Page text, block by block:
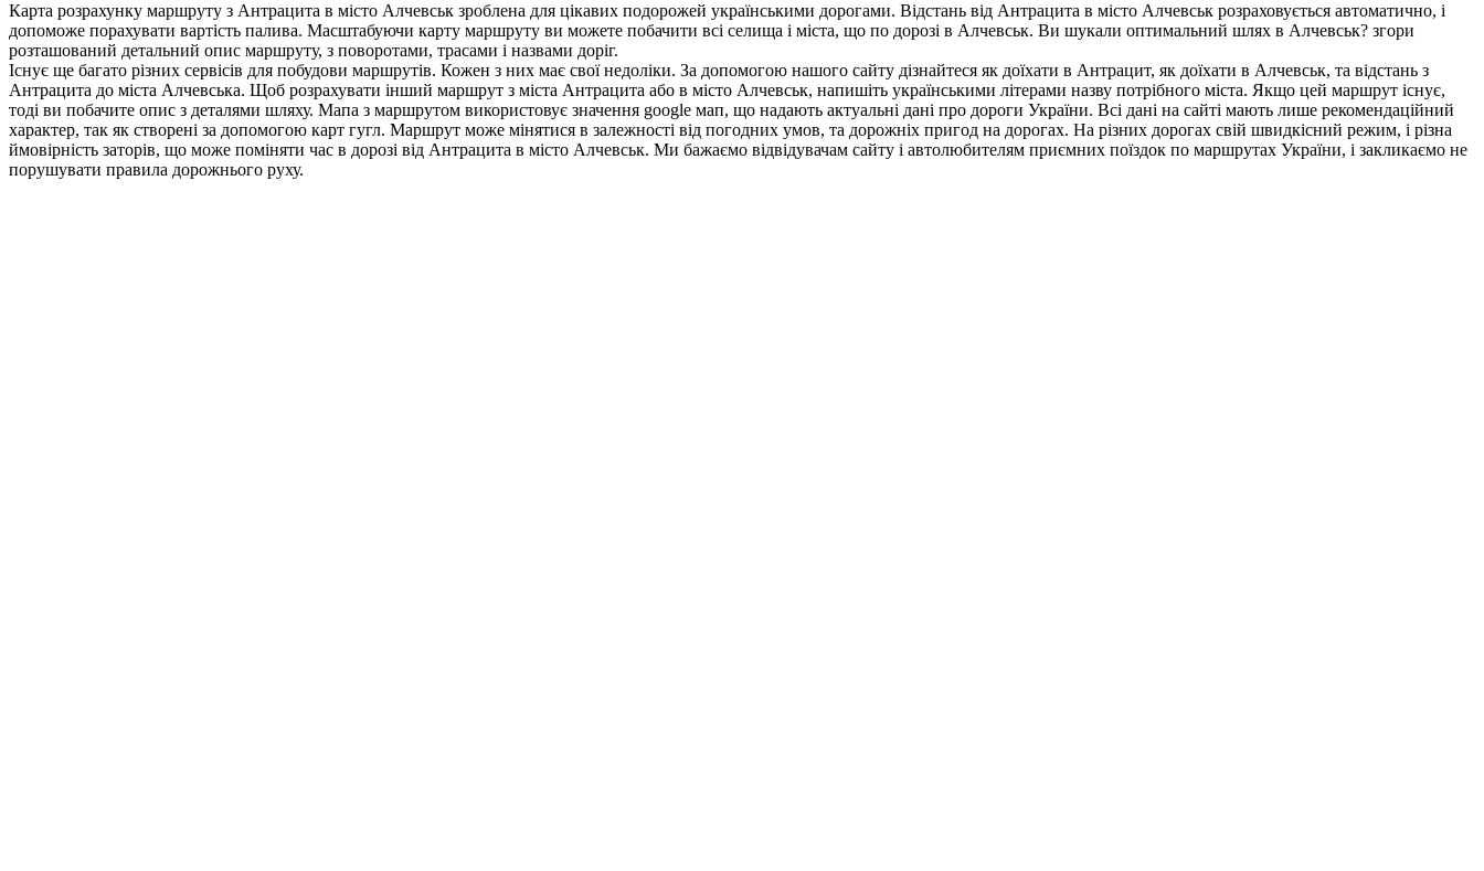
Карта розрахунку маршруту з Антрацита в місто Алчевськ зроблена для цікавих подорожей українськими дорогами. Відстань від Антрацита в місто Алчевськ розраховується автоматично, і
допоможе порахувати вартість палива. Масштабуючи карту маршруту ви можете побачити всі селища і міста, що по дорозі в Алчевськ. Ви шукали оптимальний шлях в Алчевськ? згори
розташований детальний опис маршруту, з поворотами, трасами і назвами доріг.
Існує ще багато різних сервісів для побудови маршрутів. Кожен з них має свої недоліки. За допомогою нашого сайту дізнайтеся як доїхати в Антрацит, як доїхати в Алчевськ, та відстань з
Антрацита до міста Алчевська. Щоб розрахувати інший маршрут з міста Антрацита або в місто Алчевськ, напишіть українськими літерами назву потрібного міста. Якщо цей маршрут існує,
тоді ви побачите опис з деталями шляху. Мапа з маршрутом використовує значення google мап, що надають актуальні дані про дороги України. Всі дані на сайті мають лише рекомендаційний
характер, так як створені за допомогою карт гугл. Маршрут може мінятися в залежності від погодних умов, та дорожніх пригод на дорогах. На різних дорогах свій швидкісний режим, і різна
ймовірність заторів, що може поміняти час в дорозі від Антрацита в місто Алчевськ. Ми бажаємо відвідувачам сайту і автолюбителям приємних поїздок по маршрутах України, і закликаємо не
порушувати правила дорожнього руху.